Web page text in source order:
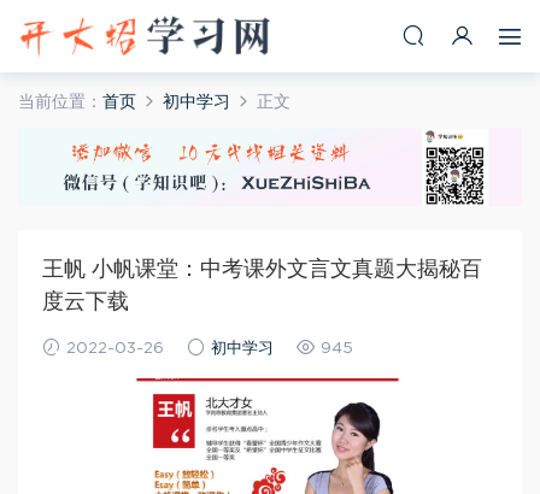
当前位置： 首页 初中学习 正文
王帆 小帆课堂：中考课外文言文真题大揭秘百
度云下载
2022-03-26 初中学习 945